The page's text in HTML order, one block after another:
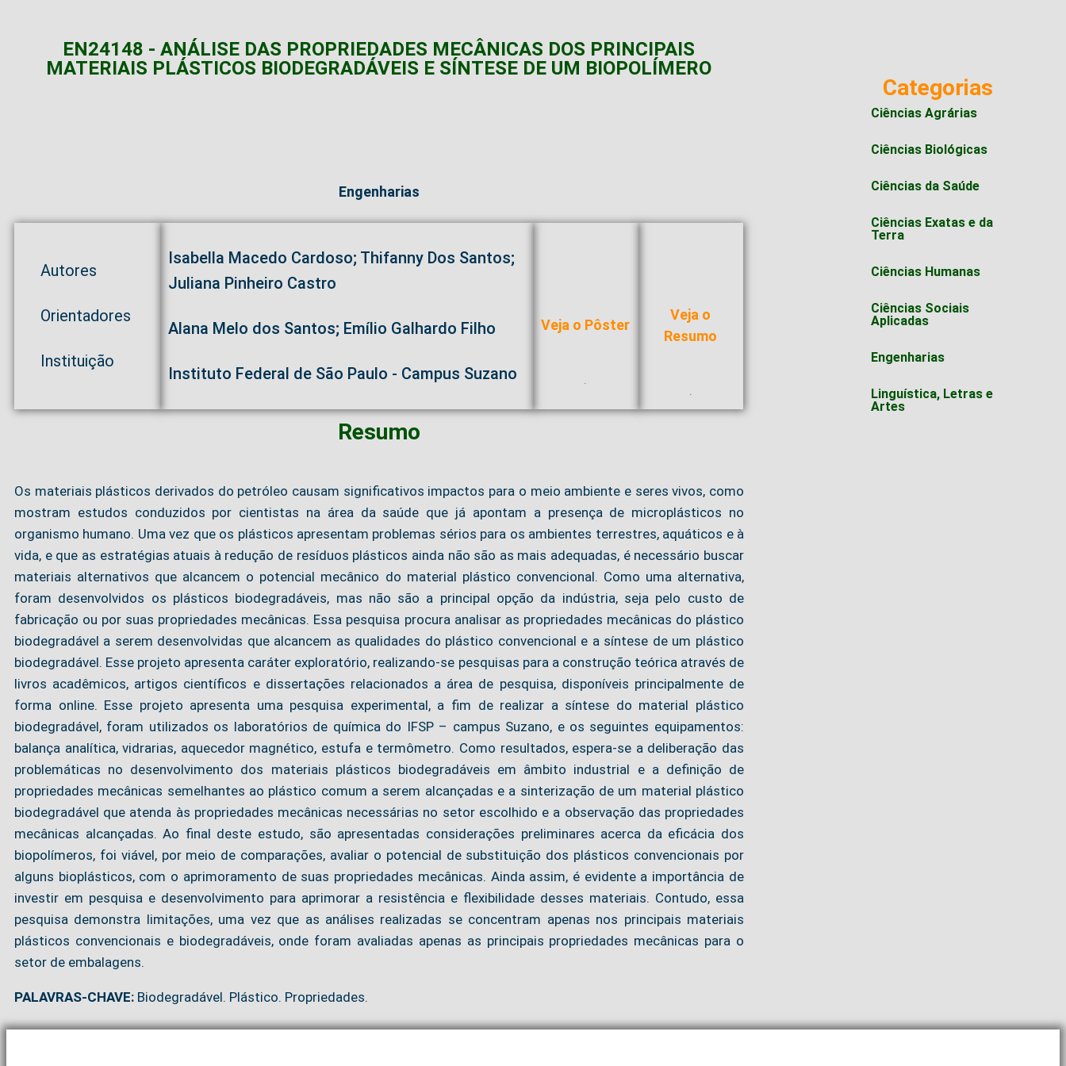
EN24148 - ANÁLISE DAS PROPRIEDADES MECÂNICAS DOS PRINCIPAIS
MATERIAIS PLÁSTICOS BIODEGRADÁVEIS E SÍNTESE DE UM BIOPOLÍMERO
Engenharias
Autores
Orientadores
Instituição
Isabella Macedo Cardoso; Thifanny Dos Santos;
Juliana Pinheiro Castro
Alana Melo dos Santos; Emílio Galhardo Filho
Instituto Federal de São Paulo - Campus Suzano
Veja o Pôster
.
Veja o
Resumo
Resumo
Os materiais plásticos derivados do petróleo causam significativos impactos para o meio ambiente e seres vivos, como
mostram estudos conduzidos por cientistas na área da saúde que já apontam a presença de microplásticos no
organismo humano. Uma vez que os plásticos apresentam problemas sérios para os ambientes terrestres, aquáticos e à
vida, e que as estratégias atuais à redução de resíduos plásticos ainda não são as mais adequadas, é necessário buscar
materiais alternativos que alcancem o potencial mecânico do material plástico convencional. Como uma alternativa,
foram desenvolvidos os plásticos biodegradáveis, mas não são a principal opção da indústria, seja pelo custo de
fabricação ou por suas propriedades mecânicas. Essa pesquisa procura analisar as propriedades mecânicas do plástico
biodegradável a serem desenvolvidas que alcancem as qualidades do plástico convencional e a síntese de um plástico
biodegradável. Esse projeto apresenta caráter exploratório, realizando-se pesquisas para a construção teórica através de
livros acadêmicos, artigos científicos e dissertações relacionados a área de pesquisa, disponíveis principalmente de
forma online. Esse projeto apresenta uma pesquisa experimental, a fim de realizar a síntese do material plástico
biodegradável, foram utilizados os laboratórios de química do IFSP – campus Suzano, e os seguintes equipamentos:
balança analítica, vidrarias, aquecedor magnético, estufa e termômetro. Como resultados, espera-se a deliberação das
problemáticas no desenvolvimento dos materiais plásticos biodegradáveis em âmbito industrial e a definição de
propriedades mecânicas semelhantes ao plástico comum a serem alcançadas e a sinterização de um material plástico
biodegradável que atenda às propriedades mecânicas necessárias no setor escolhido e a observação das propriedades
mecânicas alcançadas. Ao final deste estudo, são apresentadas considerações preliminares acerca da eficácia dos
biopolímeros, foi viável, por meio de comparações, avaliar o potencial de substituição dos plásticos convencionais por
alguns bioplásticos, com o aprimoramento de suas propriedades mecânicas. Ainda assim, é evidente a importância de
investir em pesquisa e desenvolvimento para aprimorar a resistência e flexibilidade desses materiais. Contudo, essa
pesquisa demonstra limitações, uma vez que as análises realizadas se concentram apenas nos principais materiais
plásticos convencionais e biodegradáveis, onde foram avaliadas apenas as principais propriedades mecânicas para o
setor de embalagens.
PALAVRAS-CHAVE: Biodegradável. Plástico. Propriedades.
Categorias
Ciências Agrárias
Ciências Biológicas
Ciências da Saúde
Ciências Exatas e da
Terra
Ciências Humanas
Ciências Sociais
Aplicadas
Engenharias
Linguística, Letras e
Artes